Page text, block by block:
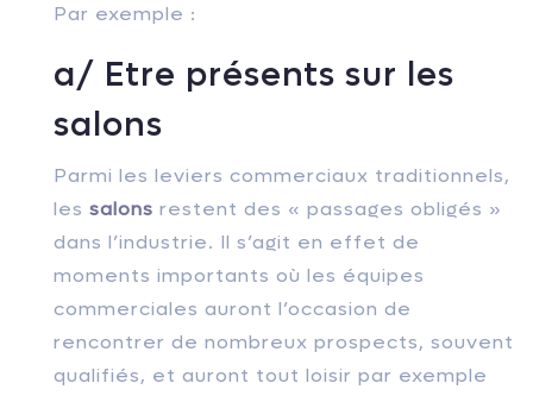
Par exemple :
a/ Etre présents sur les
salons
Parmi les leviers commerciaux traditionnels,
les salons restent des « passages obligés »
dans l’industrie. Il s’agit en effet de
moments importants où les équipes
commerciales auront l’occasion de
rencontrer de nombreux prospects, souvent
qualifiés, et auront tout loisir par exemple